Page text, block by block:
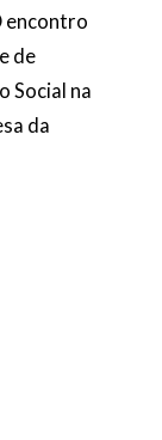
encontro
de
Social na
da